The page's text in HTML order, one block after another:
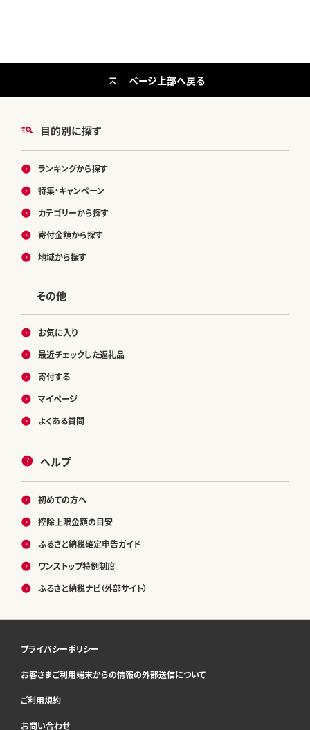
目的別に探す
ランキングから探す
特集・キャンペーン
カテゴリーから探す
寄付金額から探す
地域から探す
その他
お気に入り
最近チェックした返礼品
寄付する
マイページ
よくある質問
ヘルプ
初めての方へ
控除上限金額の目安
ふるさと納税確定申告ガイド
ワンストップ特例制度
ふるさと納税ナビ（外部サイト）
ページ上部へ戻る
プライバシーポリシー
お客さまご利用端末からの情報の外部送信について
ご利用規約
お問い合わせ